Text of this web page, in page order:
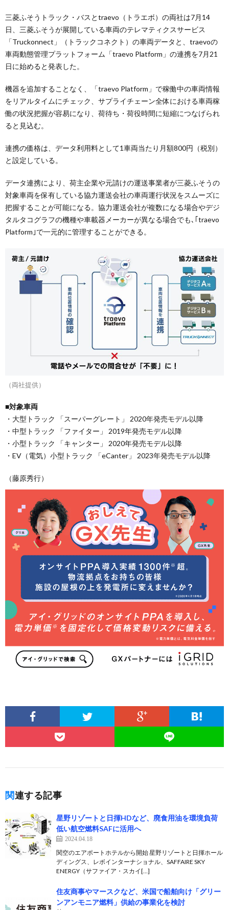
三菱ふそうトラック・バスとtraevo（トラエボ）の両社は7月14
日、三菱ふそうが展開している車両のテレマティクスサービス
「Truckonnect」（トラックコネクト）の車両データと、traevoの
車両動態管理プラットフォーム「traevo Platform」の連携を7月21
日に始めると発表した。
機器を追加することなく、「traevo Platform」で稼働中の車両情報
をリアルタイムにチェック、サプライチェーン全体における車両稼
働の状況把握が容易になり、荷待ち・荷役時間に短縮につなげられ
ると見込む。
連携の価格は、データ利用料として1車両当たり月額800円（税別）
と設定している。
データ連携により、荷主企業や元請けの運送事業者が三菱ふそうの
対象車両を保有している協力運送会社の車両運行状況をスムーズに
把握することが可能になる。協力運送会社が複数になる場合やデジ
タルタコグラフの機種や車載器メーカーが異なる場合でも､｢traevo
Platform｣で一元的に管理することができる。
（両社提供）
■対象車両
・大型トラック 「スーパーグレート」 2020年発売モデル以降
・中型トラック 「ファイター」 2019年発売モデル以降
・小型トラック 「キャンター」 2020年発売モデル以降
・EV（電気）小型トラック 「eCanter」 2023年発売モデル以降
（藤原秀行）
関連する記事
星野リゾートと日揮HDなど、廃食用油を環境負荷
低い航空燃料SAFに活用へ
2024.04.18
関空のエアポートホテルから開始 星野リゾートと日揮ホール
ディングス、レボインターナショナル、SAFFAIRE SKY
ENERGY（サファイア・スカイ[…]
住友商事やマースクなど、米国で船舶向け「グリー
ンアンモニア燃料」供給の事業化を検討